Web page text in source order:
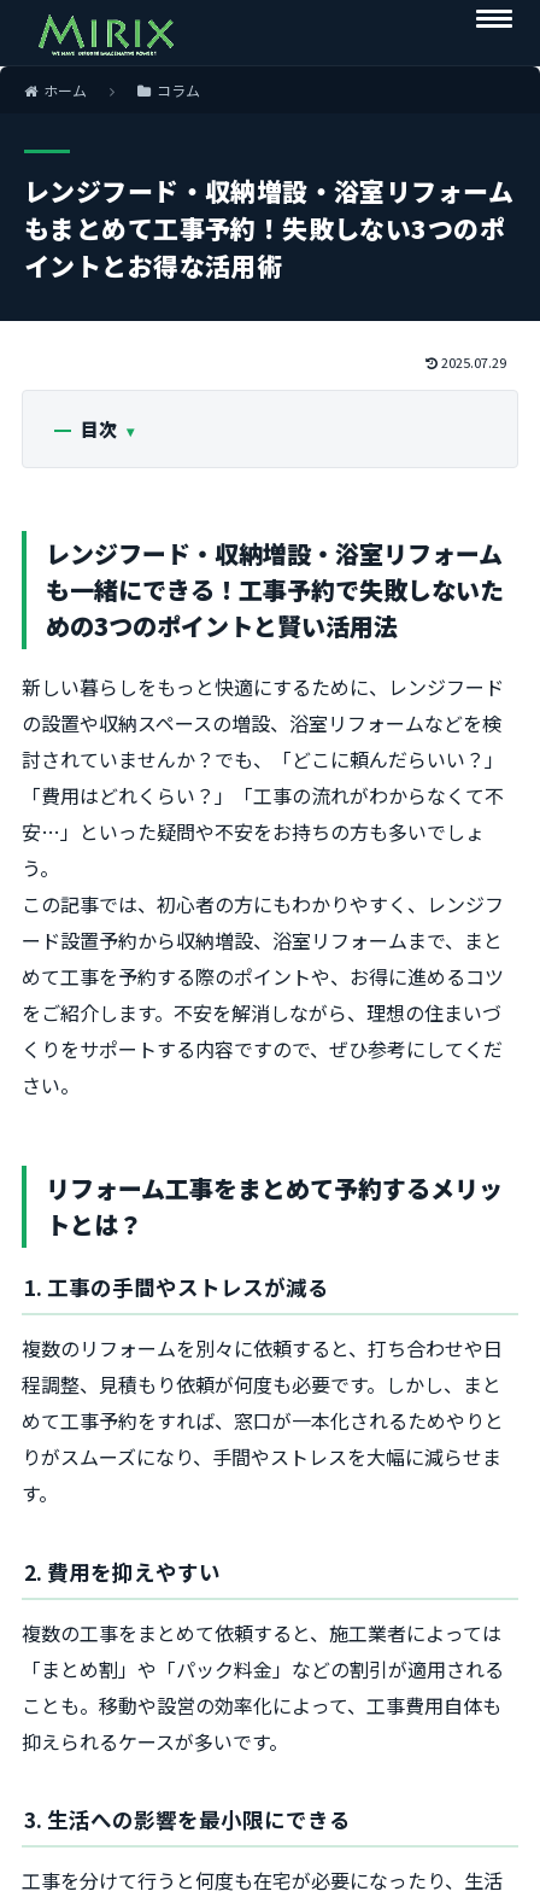
ホーム コラム
レンジフード・収納増設・浴室リフォーム
もまとめて工事予約！失敗しない3つのポ
イントとお得な活用術
2025.07.29
目次
レンジフード・収納増設・浴室リフォーム
も一緒にできる！工事予約で失敗しないた
めの3つのポイントと賢い活用法
新しい暮らしをもっと快適にするために、レンジフード
の設置や収納スペースの増設、浴室リフォームなどを検
討されていませんか？でも、「どこに頼んだらいい？」
「費用はどれくらい？」「工事の流れがわからなくて不
安…」といった疑問や不安をお持ちの方も多いでしょ
う。
この記事では、初心者の方にもわかりやすく、レンジフ
ード設置予約から収納増設、浴室リフォームまで、まと
めて工事を予約する際のポイントや、お得に進めるコツ
をご紹介します。不安を解消しながら、理想の住まいづ
くりをサポートする内容ですので、ぜひ参考にしてくだ
さい。
リフォーム工事をまとめて予約するメリッ
トとは？
1. 工事の手間やストレスが減る
複数のリフォームを別々に依頼すると、打ち合わせや日
程調整、見積もり依頼が何度も必要です。しかし、まと
めて工事予約をすれば、窓口が一本化されるためやりと
りがスムーズになり、手間やストレスを大幅に減らせま
す。
2. 費用を抑えやすい
複数の工事をまとめて依頼すると、施工業者によっては
「まとめ割」や「パック料金」などの割引が適用される
ことも。移動や設営の効率化によって、工事費用自体も
抑えられるケースが多いです。
3. 生活への影響を最小限にできる
工事を分けて行うと何度も在宅が必要になったり、生活